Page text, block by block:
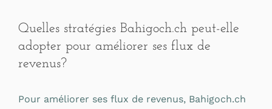
Quelles stratégies Bahigoch.ch peut-elle
adopter pour améliorer ses flux de
revenus?
Pour améliorer ses flux de revenus, Bahigoch.ch